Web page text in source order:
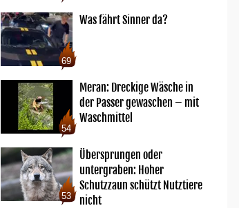
69
Was fährt Sinner da?
54
Meran: Dreckige Wäsche in
der Passer gewaschen – mit
Waschmittel
53
Übersprungen oder
untergraben: Hoher
Schutzzaun schützt Nutztiere
nicht